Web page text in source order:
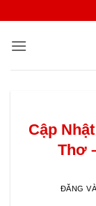
nội
Cập
Thơ
ĐĂNG